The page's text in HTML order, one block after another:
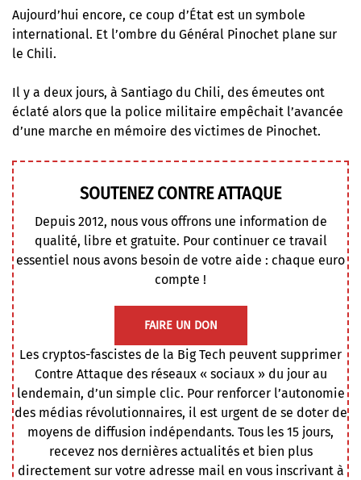
Aujourd’hui encore, ce coup d’État est un symbole
international. Et l’ombre du Général Pinochet plane sur
le Chili.
Il y a deux jours, à Santiago du Chili, des émeutes ont
éclaté alors que la police militaire empêchait l’avancée
d’une marche en mémoire des victimes de Pinochet.
SOUTENEZ CONTRE ATTAQUE
Depuis 2012, nous vous offrons une information de
qualité, libre et gratuite. Pour continuer ce travail
essentiel nous avons besoin de votre aide : chaque euro
compte !
FAIRE UN DON
Les cryptos-fascistes de la Big Tech peuvent supprimer
Contre Attaque des réseaux « sociaux » du jour au
lendemain, d’un simple clic. Pour renforcer l’autonomie
des médias révolutionnaires, il est urgent de se doter de
moyens de diffusion indépendants. Tous les 15 jours,
recevez nos dernières actualités et bien plus
directement sur votre adresse mail en vous inscrivant à